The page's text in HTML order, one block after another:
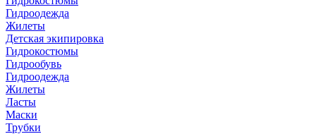
Гидроодежда
Жилеты
Детская экипировка
Гидрокостюмы
Гидрообувь
Гидроодежда
Жилеты
Ласты
Маски
Трубки